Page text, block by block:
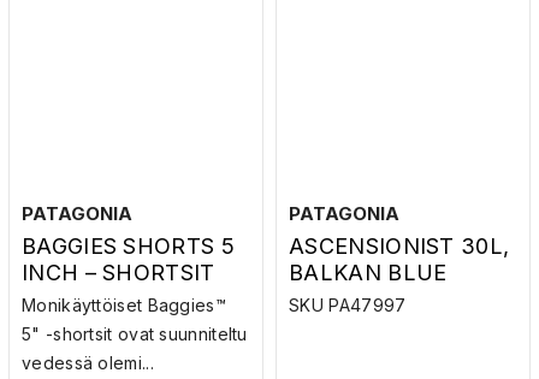
PATAGONIA
BAGGIES SHORTS 5
INCH – SHORTSIT
Monikäyttöiset Baggies™
5" -shortsit ovat suunniteltu
vedessä olemi...
PATAGONIA
ASCENSIONIST 30L,
BALKAN BLUE
SKU PA47997